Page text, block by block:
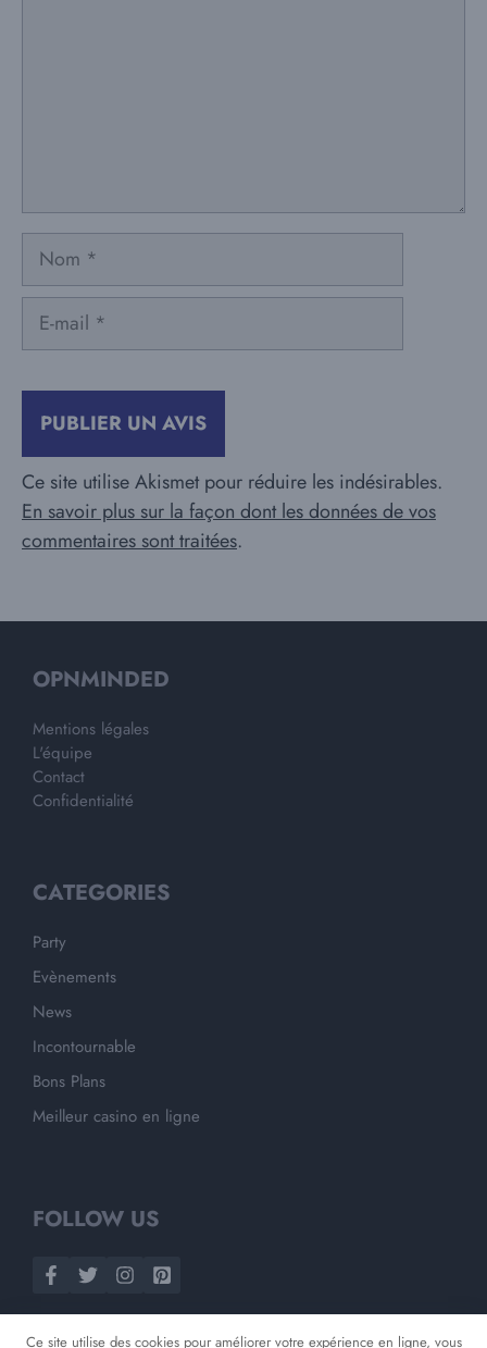
Nom
Ce site utilise Akismet pour réduire les indésirables.
En savoir plus sur la façon dont les données de vos
commentaires sont traitées.
OPNMINDED
Mentions légales
L'équipe
Contact
Confidentialité
CATEGORIES
Party
Evènements
News
Incontournable
Bons Plans
Meilleur casino en ligne
FOLLOW US
Ce site utilise des cookies pour améliorer votre expérience en ligne, vous